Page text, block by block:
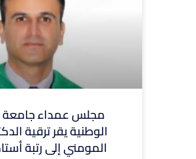
مجلس عمداء
الوطنية يقر ترقية
المومني إلى رتبة